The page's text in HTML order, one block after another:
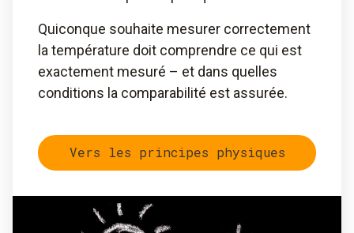
Quiconque souhaite mesurer correctement
la température doit comprendre ce qui est
exactement mesuré – et dans quelles
conditions la comparabilité est assurée.
Vers les principes physiques